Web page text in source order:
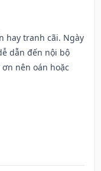
hay tranh cãi. Ngày
dẫn đến nội bộ
nên oán hoặc